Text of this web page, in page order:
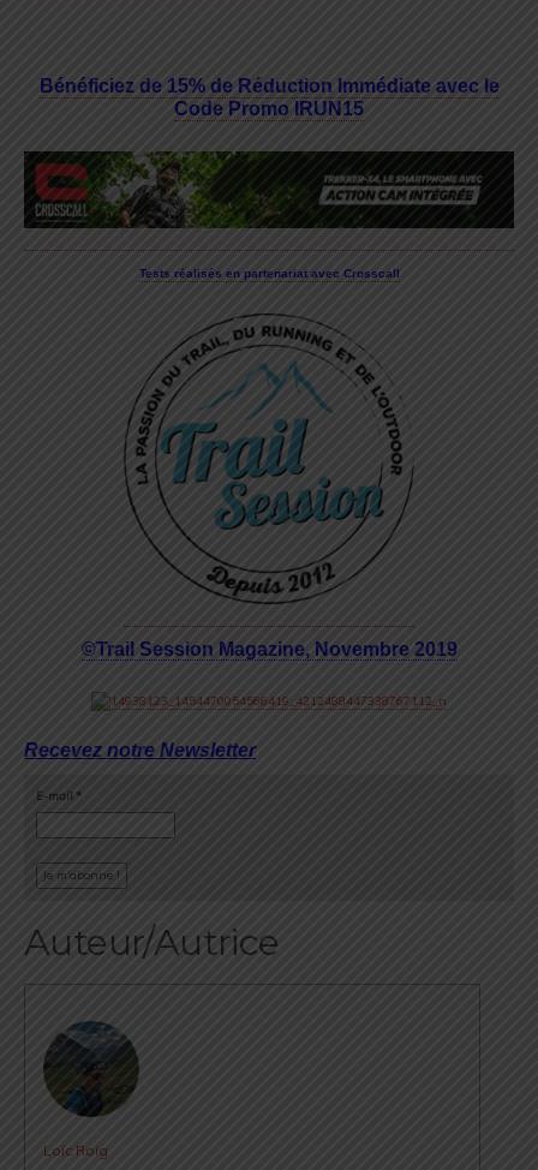
Bénéficiez de 15% de Réduction Immédiate avec le
Code Promo IRUN15
Tests réalisés en partenariat avec Crosscall
©Trail Session Magazine, Novembre 2019
Recevez notre Newsletter
E-mail *
Auteur/Autrice
Loïc Roig